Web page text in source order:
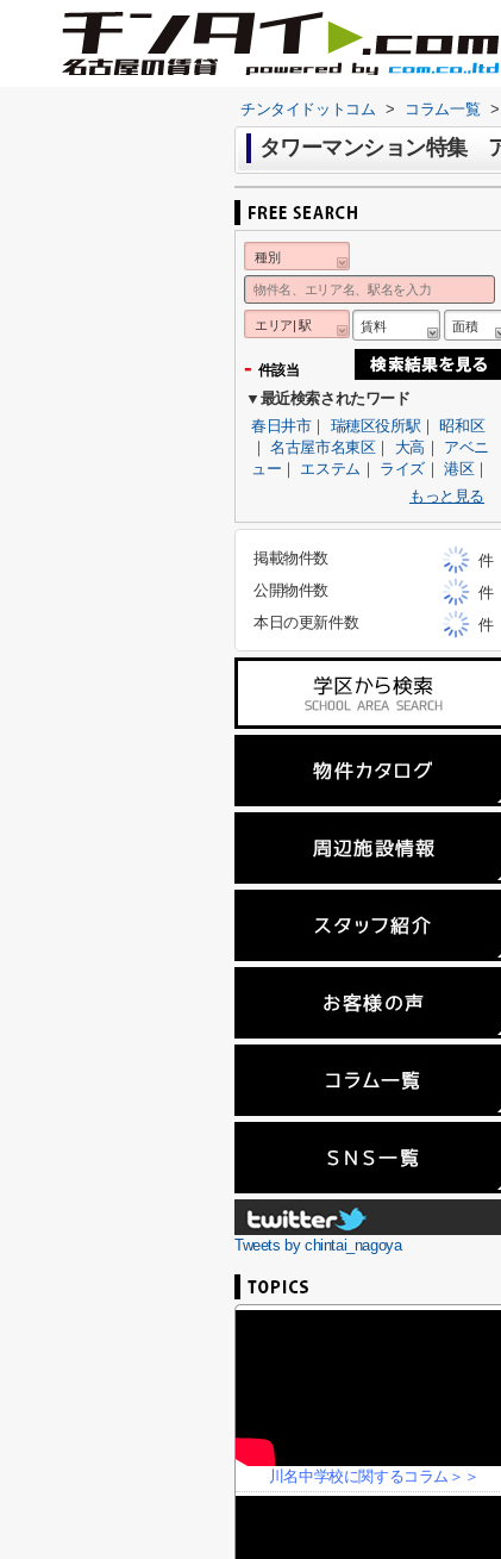
チンタイドットコム > コラム一覧 >
タワーマンション特集
種別
エリア| 駅 賃料 面積
- 件該当
▼最近検索されたワード
春日井市｜ 瑞穂区役所駅 ｜ 昭和区
｜名古屋市名東区｜ 大高｜ アベニ
ュー ｜ エステム ｜ ライズ｜港区｜
もっと見る
掲載物件数
件
公開物件数
件
本日の更新件数
件
Tweets by chintai_nagoya
川名中学校に関するコラム＞＞